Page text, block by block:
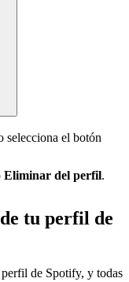
selecciona el botón
Eliminar del perfil.
tu perfil de
de Spotify, y todas